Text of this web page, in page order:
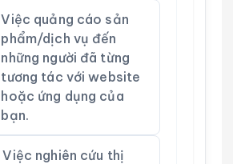
Việc quảng cáo sản
phẩm/dịch vụ đến
những người đã từng
tương tác với website
hoặc ứng dụng của
bạn.
Việc nghiên cứu thị